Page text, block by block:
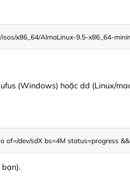
x86_64/AlmaLinux-9.5-x86_64-
(Windows) hoặc dd (Linux/
of=/dev/sdX bs=4M status=progress